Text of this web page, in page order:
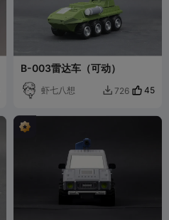
B-003雷达车（可动）
虾七八想  726 45